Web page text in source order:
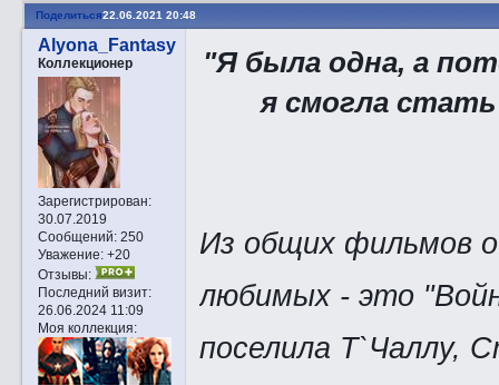
Поделиться22.06.2021 20:48
Alyona_Fantasy
Коллекционер
Зарегистрирован:
30.07.2019
Сообщений:250
Уважение: +20
Отзывы:
Последний визит:
26.06.2024 11:09
Моя коллекция:
"Я была одна, а
я смогла
Из общих фильмов
любимых - это
поселила Т`Чаллу,